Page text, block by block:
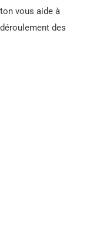
vous aide à
des